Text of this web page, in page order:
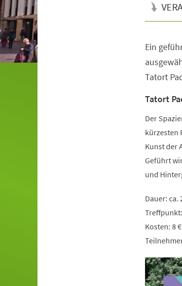
Ein
Tatort
Tatort
Der
kürzesten
Kunst der
Geführt
und
Dauer: ca.
Kosten: 8